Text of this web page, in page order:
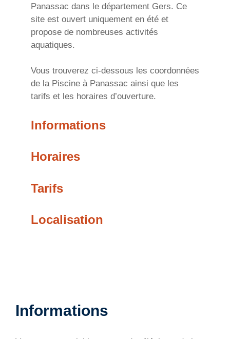
Panassac dans le département Gers. Ce
site est ouvert uniquement en été et
propose de nombreuses activités
aquatiques.
Vous trouverez ci-dessous les coordonnées
de la Piscine à Panassac ainsi que les
tarifs et les horaires d’ouverture.
Informations
Horaires
Tarifs
Localisation
Informations